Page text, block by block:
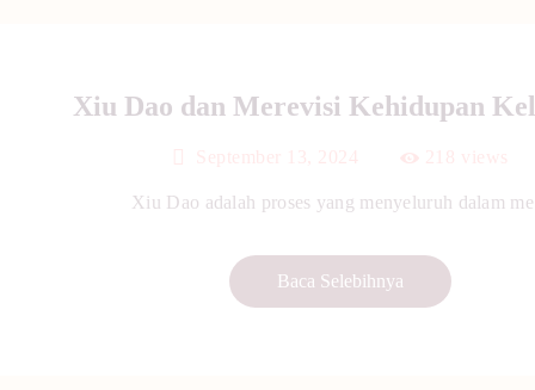
Xiu Dao dan Merevisi Kehidupan
Xiu Dao adalah proses yang menyeluruh dalam
Baca Selebihnya